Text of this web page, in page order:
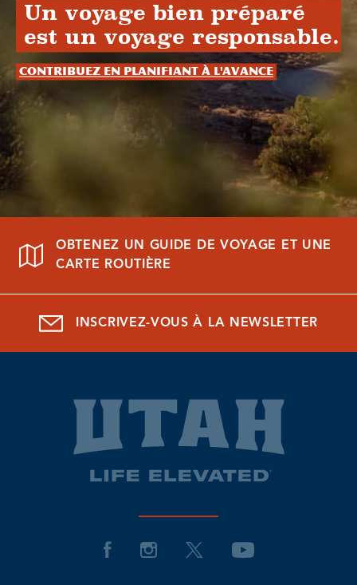
Un voyage bien préparé
est un voyage responsable.
Contribuez en planifiant à l'avance
OBTENEZ UN GUIDE DE VOYAGE ET UNE
CARTE ROUTIÈRE
INSCRIVEZ-VOUS À LA NEWSLETTER